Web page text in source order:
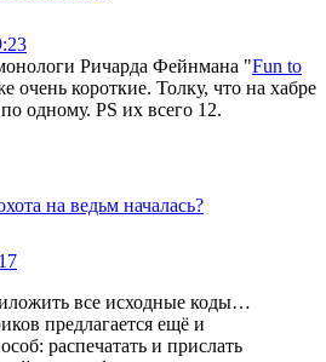
Ричарда Фейнмана "Fun to
очень короткие. Толку, что на хабре
одному. PS их всего 12.
на ведьм началась?
все исходные коды…
предлагается ещё и
распечатать и прислать